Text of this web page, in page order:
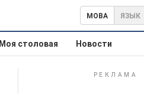
МОВА ЯЗЫК
Моя столовая Новости